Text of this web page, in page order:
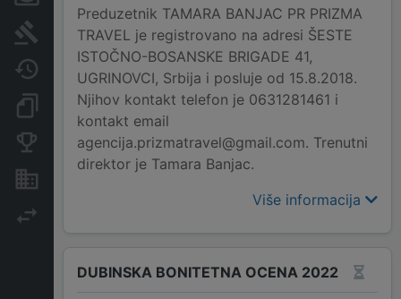
Sudski sporovi
Dokumenti i objave
Konkurentske kompanije
Preduzetnik TAMARA BANJAC PR PRIZMA
TRAVEL je registrovano na adresi ŠESTE
ISTOČNO-BOSANSKE BRIGADE 41,
UGRINOVCI, Srbija i posluje od 15.8.2018.
Njihov kontakt telefon je 0631281461 i
kontakt email
agencija.prizmatravel@gmail.com. Trenutni
direktor je Tamara Banjac.
Više informacija
DUBINSKA BONITETNA OCENA 2022